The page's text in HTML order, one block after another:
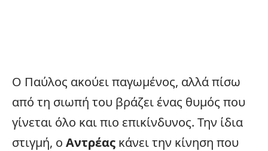
Ο Παύλος ακούει παγωμένος, αλλά πίσω
από τη σιωπή του βράζει ένας θυμός που
γίνεται όλο και πιο επικίνδυνος. Την ίδια
στιγμή, ο Αντρέας κάνει την κίνηση που